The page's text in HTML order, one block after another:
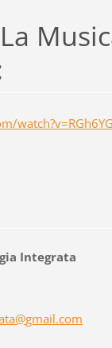
Integrata
gmail.com